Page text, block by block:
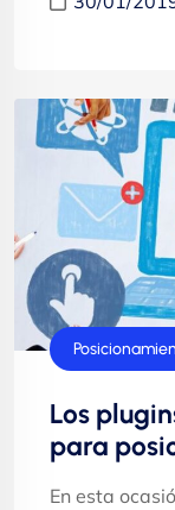
Los
para
En esta